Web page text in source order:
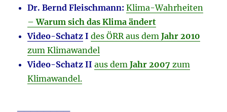
Dr. Bernd Fleischmann: Klima-Wahrheiten
–Warum sich das Klima ändert
Video-Schatz I des ÖRR aus demJahr 2010
zum Klimawandel
Video-Schatz II aus demJahr 2007 zum
Klimawandel.